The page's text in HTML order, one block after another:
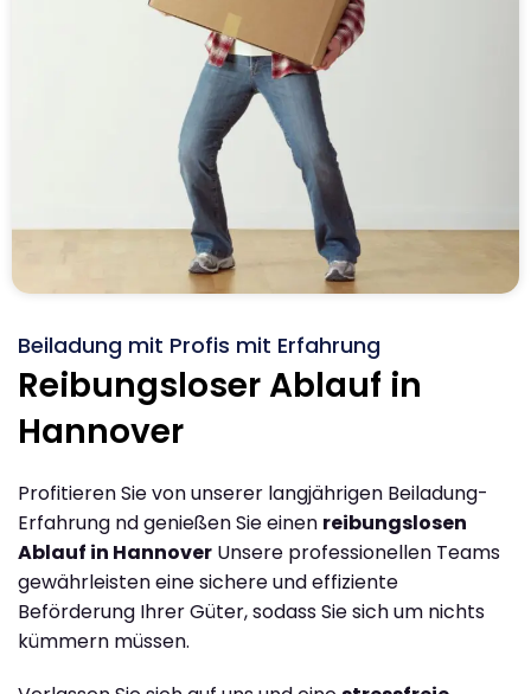
Beiladung mit Profis mit Erfahrung
Reibungsloser Ablauf in
Hannover
Profitieren Sie von unserer langjährigen Beiladung-
Erfahrung nd genießen Sie einen reibungslosen
Ablauf in Hannover Unsere professionellen Teams
gewährleisten eine sichere und effiziente
Beförderung Ihrer Güter, sodass Sie sich um nichts
kümmern müssen.